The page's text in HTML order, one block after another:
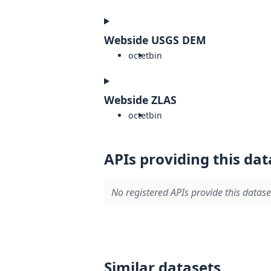
Webside USGS DEM
octetbin
Webside ZLAS
octetbin
APIs providing this
No registered APIs provide this
Similar datasets